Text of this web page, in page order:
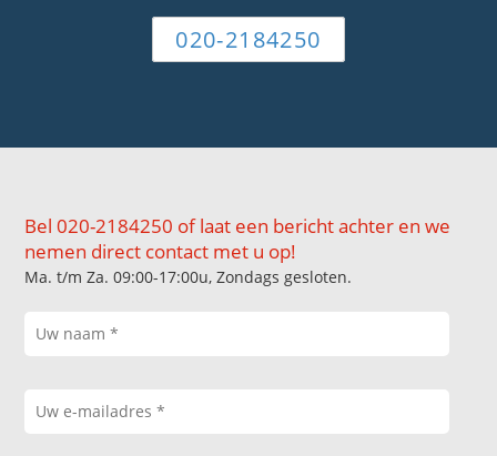
020-2184250
Bel 020-2184250 of laat een bericht achter en we
nemen direct contact met u op!
Ma. t/m Za. 09:00-17:00u, Zondags gesloten.